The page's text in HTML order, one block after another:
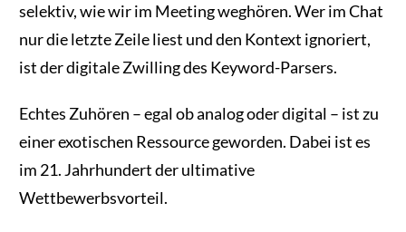
selektiv, wie wir im Meeting weghören. Wer im Chat
nur die letzte Zeile liest und den Kontext ignoriert,
ist der digitale Zwilling des Keyword-Parsers.
Echtes Zuhören – egal ob analog oder digital – ist zu
einer exotischen Ressource geworden. Dabei ist es
im 21. Jahrhundert der ultimative
Wettbewerbsvorteil.